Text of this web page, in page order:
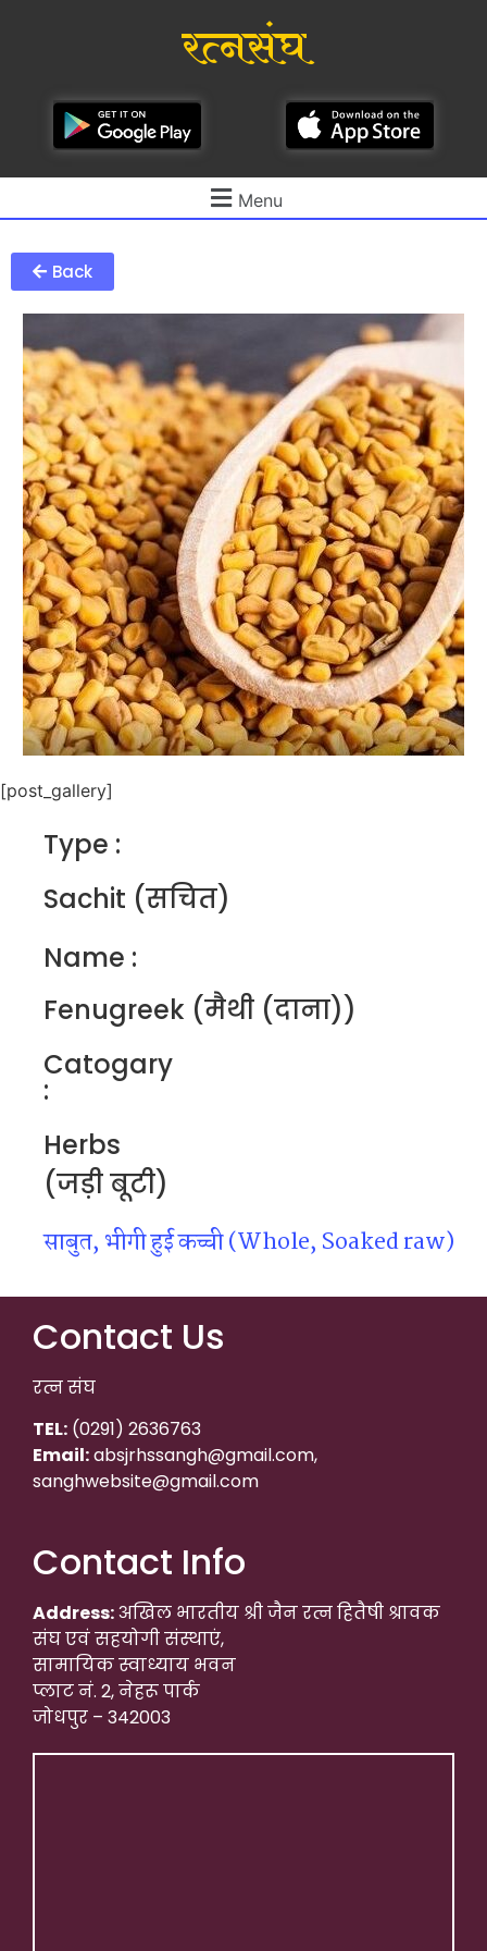
रत्नसंघ
Menu
Back
[post_gallery]
Type :
Sachit (सचित)
Name :
Fenugreek (मैथी (दाना))
Catogary
:
Herbs
(जड़ी बूटी)
साबुत, भीगी हुई कच्ची (Whole, Soaked raw)
Contact Us
रत्न संघ
TEL: (0291) 2636763
Email:absjrhssangh@gmail.com,
sanghwebsite@gmail.com
Contact Info
Address:अखिल भारतीय श्री जैन रत्न हितैषी श्रावक
संघ एवं सहयोगी संस्थाएं,
सामायिक स्वाध्याय भवन
प्लाट नं. 2, नेहरू पार्क
जोधपुर – 342003